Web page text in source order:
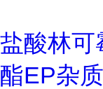
盐酸林可
酯EP杂